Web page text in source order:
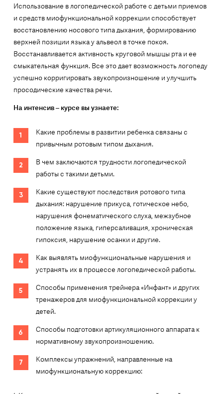
Использование в логопедической работе с детьми приемов
и средств миофункциональной коррекции способствует
восстановлению носового типа дыхания, формированию
верхней позиции языка у альвеол в точке покоя.
Восстанавливается активность круговой мышцы рта и ее
смыкательная функция. Все это дает возможность логопеду
успешно корригировать звукопроизношение и улучшить
просодические качества речи.
На интенсив – курсе вы узнаете:
Какие проблемы в развитии ребенка связаны с
привычным ротовым типом дыхания.
В чем заключаются трудности логопедической
работы с такими детьми.
Какие существуют последствия ротового типа
дыхания: нарушение прикуса, готическое небо,
нарушения фонематического слуха, межзубное
положение языка, гиперсаливация, хроническая
гипоксия, нарушение осанки и другие.
Как выявлять миофункциональные нарушения и
устранять их в процессе логопедической работы.
Способы применения трейнера «Инфант» и других
тренажеров для миофункциональной коррекции у
детей.
Способы подготовки артикуляционного аппарата к
нормативному звукопроизношению.
Комплексы упражнений, направленные на
миофункциональную коррекцию: